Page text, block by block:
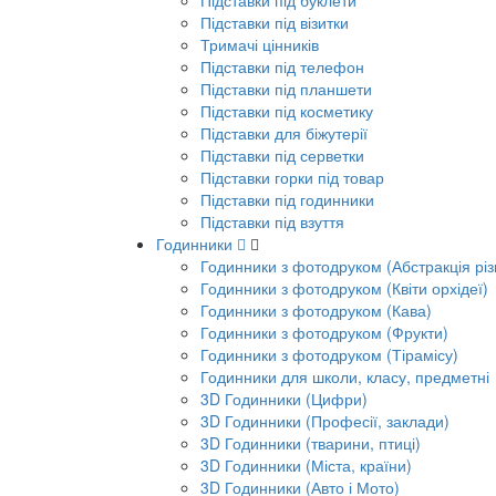
Підставки під візитки
Тримачі цінників
Підставки під телефон
Підставки під планшети
Підставки під косметику
Підставки для біжутерії
Підставки під серветки
Підставки горки під товар
Підставки під годинники
Підставки під взуття
Годинники
Годинники з фотодруком (Абстракція
Годинники з фотодруком (Квіти орхідеї)
Годинники з фотодруком (Кава)
Годинники з фотодруком (Фрукти)
Годинники з фотодруком (Тірамісу)
Годинники для школи, класу, предметні
3D Годинники (Цифри)
3D Годинники (Професії, заклади)
3D Годинники (тварини, птиці)
3D Годинники (Міста, країни)
3D Годинники (Авто і Мото)